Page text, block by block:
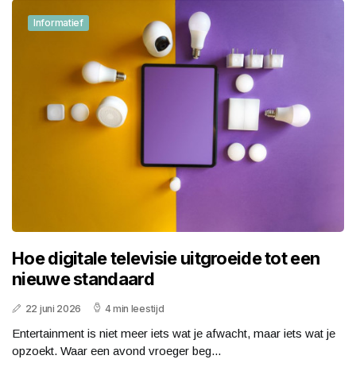
Informatief
Hoe digitale televisie uitgroeide tot een
nieuwe standaard
22 juni 2026 4 min leestijd
Entertainment is niet meer iets wat je afwacht, maar iets wat je
opzoekt. Waar een avond vroeger beg...